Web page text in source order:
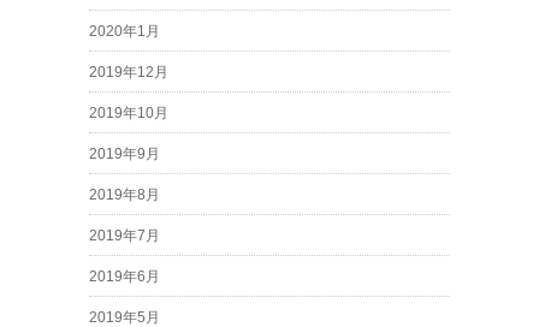
2020年1月
2019年12月
2019年10月
2019年9月
2019年8月
2019年7月
2019年6月
2019年5月